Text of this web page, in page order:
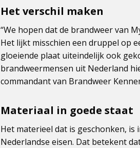
Het verschil maken
“We hopen dat de brandweer van
Het lijkt misschien een druppel op
gloeiende plaat uiteindelijk ook
brandweermensen uit Nederland
commandant van Brandweer
Materiaal in goede staat
Het materieel dat is geschonken,
Nederlandse eisen. Dat betekent